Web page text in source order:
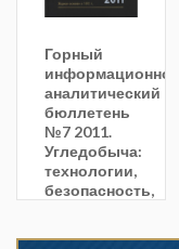
Горный
информационно-
аналитический
бюллетень
№7 2011.
Угледобыча:
технологии,
безопасность,